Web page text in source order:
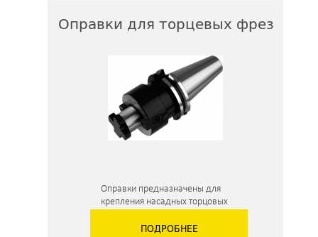
Оправки для торцевых фрез
Оправки предназначены для
крепления насадных торцовых
продольной шпонкой, а также для
ПОДРОБНЕЕ